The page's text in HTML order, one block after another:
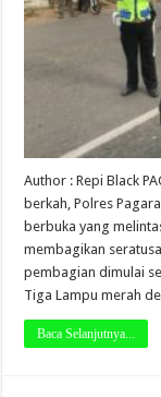
Author : Repi Black
berkah, Polres
berbuka yang
membagikan
pembagian dimulai
Tiga Lampu merah
Baca Selanjutnya...